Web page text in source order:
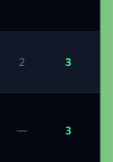
2 3
— 3